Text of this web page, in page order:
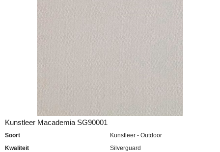
Kunstleer Macademia SG90001
Soort
Kunstleer - Outdoor
Kwaliteit
Silverguard